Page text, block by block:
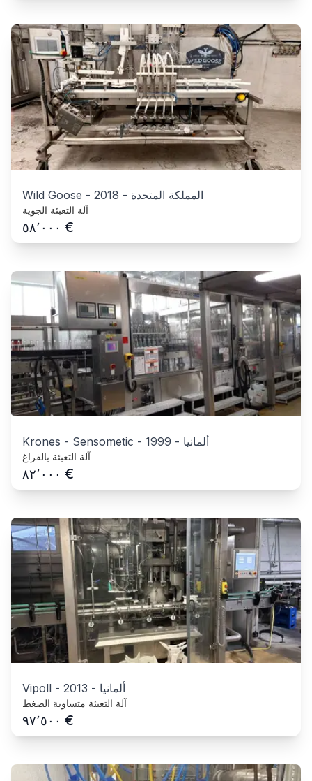
Wild Goose - 2018 - المملكة المتحدة
آلة التعبئة الجوية
٥٨٬٠٠٠ €
Krones - Sensometic - 1999 - ألمانيا
آلة التعبئة بالفراغ
٨٢٬٠٠٠ €
Vipoll - 2013 - ألمانيا
آلة التعبئة متساوية الضغط
٩٧٬٥٠٠ €